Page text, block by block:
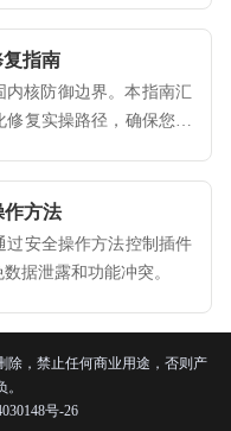
复指南
内核防御边界。本指南汇
复实操路径，确保您的
作方法
过安全操作方法控制插件
据泄露和功能冲突。
除，禁止任何商业用途，否则产
号-26